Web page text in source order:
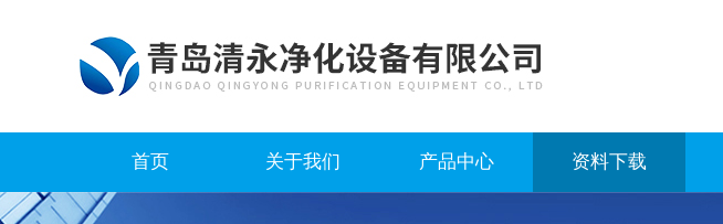
首页 关于我们 产品中心 资料下载